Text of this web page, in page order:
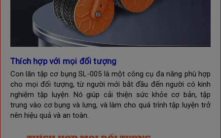
Thích hợp với mọi đối tượng
Con lăn tập cơ bụng SL-005 là một công cụ đa năng phù hợp
cho mọi đối tượng, từ người mới bắt đầu đến người có kinh
nghiệm tập luyện. Nó giúp cải thiện sức khỏe cơ bản, tập
trung vào cơ bụng và lưng, và làm cho quá trình tập luyện trở
nên hiệu quả và an toàn.